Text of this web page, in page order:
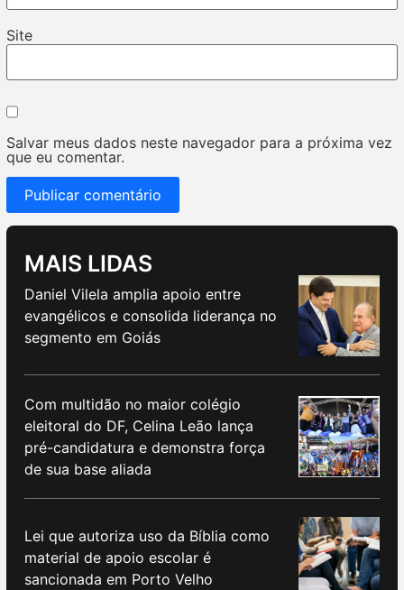
Site
Salvar meus dados neste navegador para a próxima vez
que eu comentar.
MAIS LIDAS
Daniel Vilela amplia apoio entre
evangélicos e consolida liderança no
segmento em Goiás
Com multidão no maior colégio
eleitoral do DF, Celina Leão lança
pré-candidatura e demonstra força
de sua base aliada
Lei que autoriza uso da Bíblia como
material de apoio escolar é
sancionada em Porto Velho